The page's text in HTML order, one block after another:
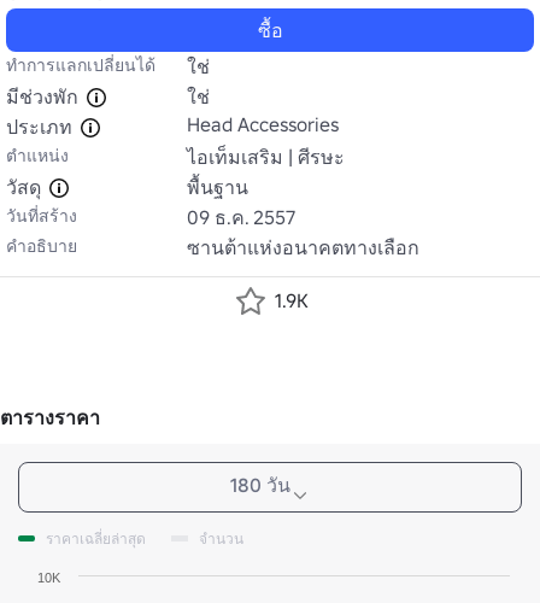
ซื้อ
ทำการแลกเปลี่ยนได้
ใช่
มีช่วงพัก
ใช่
ประเภท
Head Accessories
ตำแหน่ง
ไอเท็มเสริม | ศีรษะ
วัสดุ
พื้นฐาน
วันที่สร้าง 09 ธ.ค. 2557
คำอธิบาย ซานต้าแห่งอนาคตทางเลือก
1.9K
ตารางราคา
180 วัน
ราคาเฉลี่ยล่าสุด จำนวน
10K